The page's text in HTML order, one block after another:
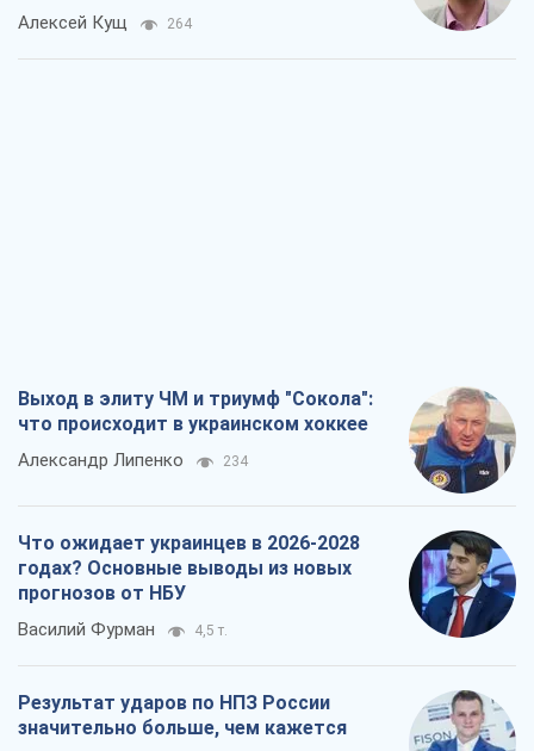
Алексей Кущ 264
Выход в элиту ЧМ и триумф "Сокола":
что происходит в украинском хоккее
Александр Липенко 234
Что ожидает украинцев в 2026-2028
годах? Основные выводы из новых
прогнозов от НБУ
Василий Фурман 4,5 т.
Результат ударов по НПЗ России
значительно больше, чем кажется